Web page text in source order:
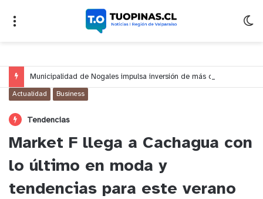
Actualidad Business
Tendencias
Market F llega a Cachagua con
lo último en moda y
tendencias para este verano